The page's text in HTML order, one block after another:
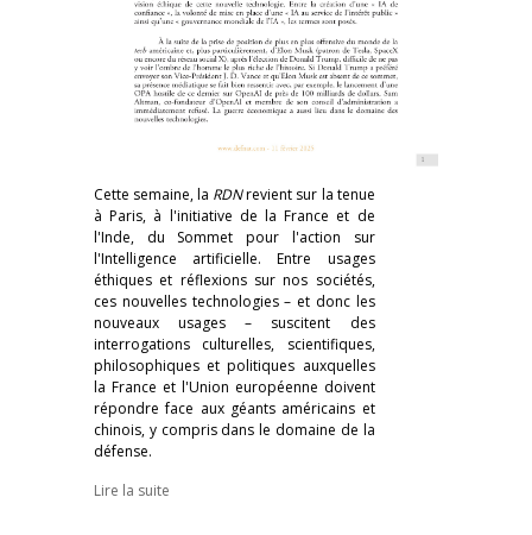
Cette semaine, la RDNrevient sur la tenue
à Paris, à l'initiative de la France et de
l'Inde, du Sommet pour l'action sur
l'Intelligence artificielle. Entre usages
éthiques et réflexions sur nos sociétés,
ces nouvelles technologies – et donc les
nouveaux usages – suscitent des
interrogations culturelles, scientifiques,
philosophiques et politiques auxquelles
la France et l'Union européenne doivent
répondre face aux géants américains et
chinois, y compris dans le domaine de la
défense.
Lire la suite